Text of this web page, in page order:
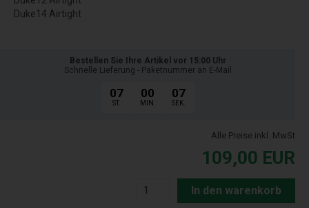
Duke14 Airtight
Bestellen Sie Ihre Artikel vor 15:00 Uhr
Schnelle Lieferung - Paketnummer an E-Mail
07
ST.
00
MIN.
06
SEK.
Alle Preise inkl. MwSt
109,00 EUR
In den warenkorb